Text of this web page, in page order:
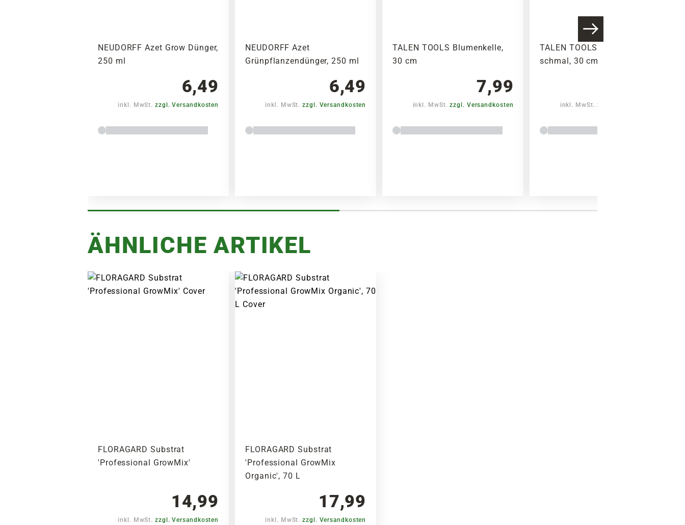
NEUDORFF Azet Grow Dünger,
250 ml
6,49
inkl. MwSt.zzgl. Versandkosten
NEUDORFF Azet
Grünpflanzendünger, 250 ml
6,49
inkl. MwSt.zzgl. Versandkosten
TALEN TOOLS Blumenkelle,
30 cm
7,99
inkl. MwSt.zzgl. Versandkosten
TALEN TOOLS Blumenkelle,
schmal, 30 cm
inkl. MwSt.zzgl. Versandkosten
ÄHNLICHE ARTIKEL
FLORAGARD Substrat
'Professional GrowMix'
14,99
inkl. MwSt.zzgl. Versandkosten
FLORAGARD Substrat
'Professional GrowMix
Organic', 70 L
17,99
inkl. MwSt.zzgl. Versandkosten